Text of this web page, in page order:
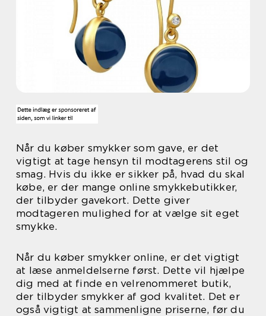
Når du køber smykker som gave, er det
vigtigt at tage hensyn til modtagerens stil og
smag. Hvis du ikke er sikker på, hvad du skal
købe, er der mange online smykkebutikker,
der tilbyder gavekort. Dette giver
modtageren mulighed for at vælge sit eget
smykke.
Når du køber smykker online, er det vigtigt
at læse anmeldelserne først. Dette vil hjælpe
dig med at finde en velrenommeret butik,
der tilbyder smykker af god kvalitet. Det er
også vigtigt at sammenligne priserne, før du